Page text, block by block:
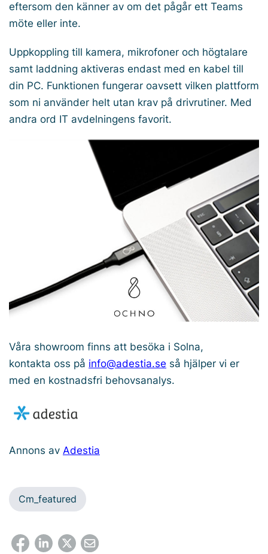
eftersom den känner av om det pågår ett Teams
möte eller inte.
Uppkoppling till kamera, mikrofoner och högtalare
samt laddning aktiveras endast med en kabel till
din PC. Funktionen fungerar oavsett vilken plattform
som ni använder helt utan krav på drivrutiner. Med
andra ord IT avdelningens favorit.
Våra showroom finns att besöka i Solna,
kontakta oss på info@adestia.se så hjälper vi er
med en kostnadsfri behovsanalys.
Annons av Adestia
Cm_featured